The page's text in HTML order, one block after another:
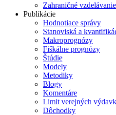
Zahraničné vzdelávanie
Publikácie
Hodnotiace správy
Stanoviská a
Makroprognózy
Fiškálne prognózy
Štúdie
Modely
Metodiky
Blogy
Komentáre
Limit verejných
Dôchodky